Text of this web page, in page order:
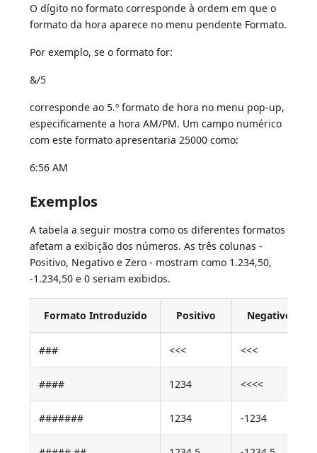
O dígito no formato corresponde à ordem em que o
formato da hora aparece no menu pendente Formato.
Por exemplo, se o formato for:
&/5
corresponde ao 5.º formato de hora no menu pop-up,
especificamente a hora AM/PM. Um campo numérico
com este formato apresentaria 25000 como:
6:56 AM
Exemplos
A tabela a seguir mostra como os diferentes formatos
afetam a exibição dos números. As três colunas -
Positivo, Negativo e Zero - mostram como 1.234,50,
-1.234,50 e 0 seriam exibidos.
Formato Introduzido Positivo Negativo
### <<< <<<
#### 1234 <<<<
####### 1234 -1234